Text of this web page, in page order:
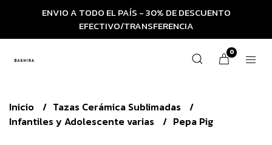
ENVIO A TODO EL PAÍS - 30% DE DESCUENTO
EFECTIVO/TRANSFERENCIA
0
Inicio
Tazas Cerámica Sublimadas
Infantiles y Adolescente varias
Pepa Pig